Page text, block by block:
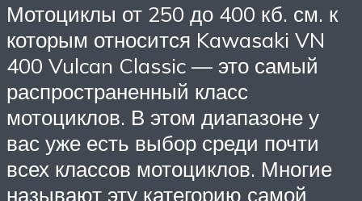
Мотоциклы от 250 до 400 кб. см. к
которым относится Kawasaki VN
400 Vulcan Classic — это самый
распространенный класс
мотоциклов. В этом диапазоне у
вас уже есть выбор среди почти
всех классов мотоциклов. Многие
называют эту категорию самой